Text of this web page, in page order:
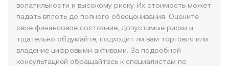
волатильности и высокому риску. Их стоимость может
падать вплоть до полного обесценивания. Оцените
свое финансовое состояние, допустимые риски и
тщательно обдумайте, подходит ли вам торговля или
владение цифровыми активами. За подробной
консультацией обращайтесь к специалистам по